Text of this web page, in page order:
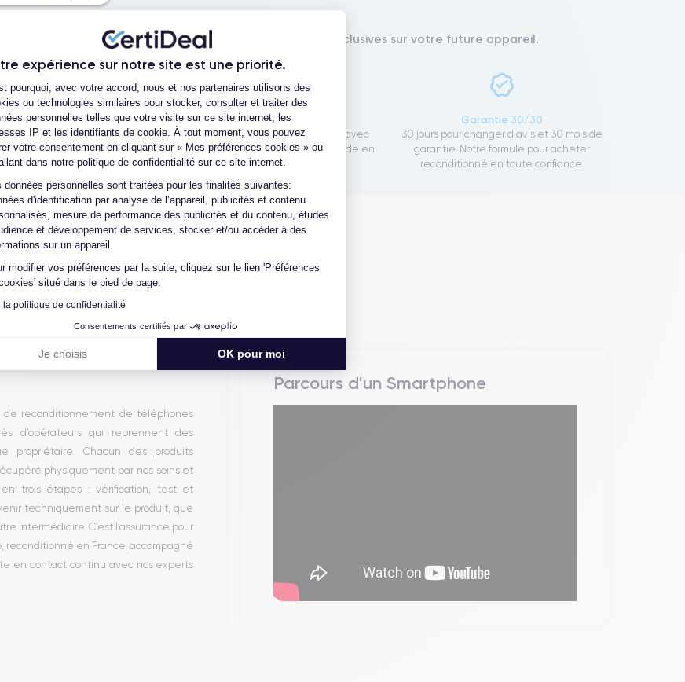
expérience sur notre site est une priorité.
de Gestion du Consentement : Personnalisez vos Options
pourquoi, avec votre accord, nous et nos partenaires utilisons des
ou technologies similaires pour stocker, consulter et traiter des
personnelles telles que votre visite sur ce site internet, les
IP et les identifiants de cookie. À tout moment, vous pouvez
votre consentement en cliquant sur « Mes préférences cookies » ou
dans notre politique de confidentialité sur ce site internet.
données personnelles sont traitées pour les finalités suivantes:
d'identification par analyse de l’appareil, publicités et contenu
mesure de performance des publicités et du contenu, études
et développement de services, stocker et/ou accéder à des
sur un appareil.
modifier vos préférences par la suite, cliquez sur le lien 'Préférences
situé dans le pied de page.
la politique de confidentialité
Consentements certifiés par
Je choisis OK pour moi
Axeptio consent
En achetant ici, vous bénéficiez de garanties exclusives sur votre future appareil.
du reconditionné
nous reconditionnons nous-
produits pour un maximum
de qualité.
Un SAV proche et en France
Nos équipes sont en contact direct avec
notre atelier pour une résolution rapide en
cas de pépin.
Garantie 30/30
30 jours pour changer d'avis et 30 mois de
garantie. Notre formule pour acheter
reconditionné en toute confiance.
reconditionnement de téléphones
d’opérateurs qui reprennent des
propriétaire. Chacun des produits
physiquement par nos soins et
en trois étapes : vérification, test et
techniquement sur le produit, que
intermédiaire. C’est l’assurance pour
en France, accompagné
en contact continu avec nos experts
Parcours d'un Smartphone